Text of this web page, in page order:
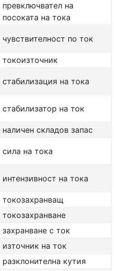
превключвател на
посоката на тока
чувствителност по ток
токоизточник
стабилизация на тока
стабилизатор на ток
наличен складов запас
сила на тока
интензивност на тока
токозахранващ
токозахранване
захранване с ток
източник на ток
разклонителна кутия